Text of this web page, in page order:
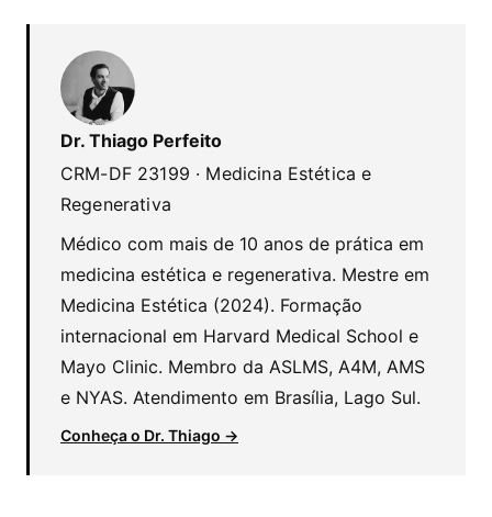
Dr. Thiago Perfeito
CRM-DF 23199 · Medicina Estética e
Regenerativa
Médico com mais de 10 anos de prática em
medicina estética e regenerativa. Mestre em
Medicina Estética (2024). Formação
internacional em Harvard Medical School e
Mayo Clinic. Membro da ASLMS, A4M, AMS
e NYAS. Atendimento em Brasília, Lago Sul.
Conheça o Dr. Thiago →